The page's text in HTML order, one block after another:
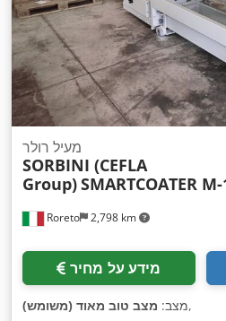
Roreto 2,798 km
מעיל רולר
SORBINI (CEFLA
Group)SMARTCOATER
מידע על מחיר
מצב: מצב טוב מאוד (משומש) ,